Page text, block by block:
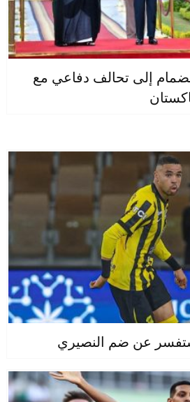
إلى تحالف دفاعي مع
عن ضم النصيري